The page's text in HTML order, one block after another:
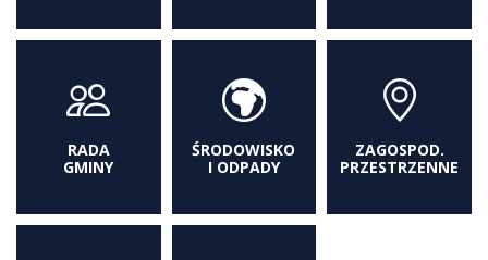
RADA
GMINY
ŚRODOWISKO
I ODPADY
ZAGOSPOD.
PRZESTRZENNE